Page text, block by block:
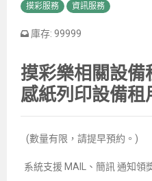
摸彩服務 資訊服務
庫存: 99999
摸彩樂相關設
感紙列印設備租
(數量有限，請提早預約。)
系統支援 MAIL、簡訊 通知領